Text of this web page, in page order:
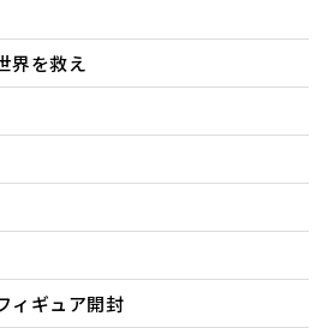
界を救え
ィギュア開封